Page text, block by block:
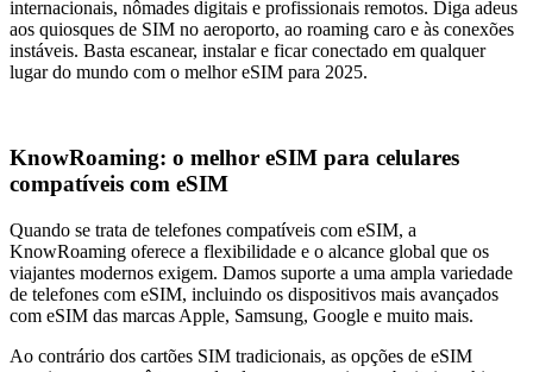
internacionais, nômades digitais e profissionais remotos. Diga adeus
aos quiosques de SIM no aeroporto, ao roaming caro e às conexões
instáveis. Basta escanear, instalar e ficar conectado em qualquer
lugar do mundo com o melhor eSIM para 2025.
KnowRoaming: o melhor eSIM para celulares
compatíveis com eSIM
Quando se trata de telefones compatíveis com eSIM, a
KnowRoaming oferece a flexibilidade e o alcance global que os
viajantes modernos exigem. Damos suporte a uma ampla variedade
de telefones com eSIM, incluindo os dispositivos mais avançados
com eSIM das marcas Apple, Samsung, Google e muito mais.
Ao contrário dos cartões SIM tradicionais, as opções de eSIM